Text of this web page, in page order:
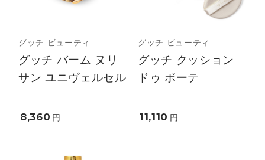
グッチ ビューティ
グッチ バーム ヌリ
サン ユニヴェルセル
8,360 円
グッチ ビューティ
グッチ クッション
ドゥ ボーテ
11,110 円